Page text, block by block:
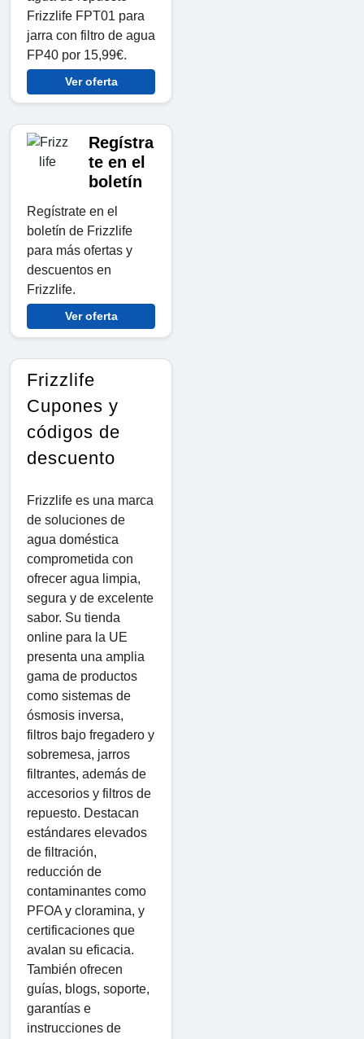
Frizzlife FPT01 para
jarra con filtro de agua
FP40 por 15,99€.
Ver oferta
Regístra
te en el
boletín
Regístrate en el
boletín de Frizzlife
para más ofertas y
descuentos en
Frizzlife.
Ver oferta
Frizzlife
Cupones y
códigos de
descuento
Frizzlife es una marca
de soluciones de
agua doméstica
comprometida con
ofrecer agua limpia,
segura y de excelente
sabor. Su tienda
online para la UE
presenta una amplia
gama de productos
como sistemas de
ósmosis inversa,
filtros bajo fregadero y
sobremesa, jarros
filtrantes, además de
accesorios y filtros de
repuesto. Destacan
estándares elevados
de filtración,
reducción de
contaminantes como
PFOA y cloramina, y
certificaciones que
avalan su eficacia.
También ofrecen
guías, blogs, soporte,
garantías e
instrucciones de